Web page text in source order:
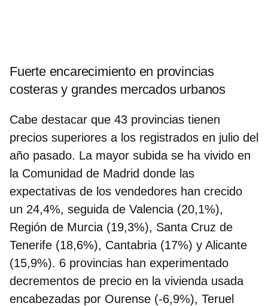
Fuerte encarecimiento en provincias
costeras y grandes mercados urbanos
Cabe destacar que 43 provincias tienen
precios superiores a los registrados en julio del
año pasado. La mayor subida se ha vivido en
la Comunidad de Madrid donde las
expectativas de los vendedores han crecido
un 24,4%, seguida de Valencia (20,1%),
Región de Murcia (19,3%), Santa Cruz de
Tenerife (18,6%), Cantabria (17%) y Alicante
(15,9%). 6 provincias han experimentado
decrementos de precio en la vivienda usada
encabezadas por Ourense (-6,9%), Teruel